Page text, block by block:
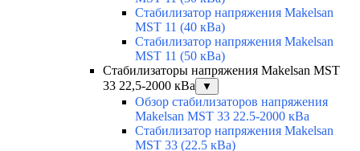
Стабилизатор напряжения Makelsan
MST 11 (40 кВа)
Стабилизатор напряжения Makelsan
MST 11 (50 кВа)
Стабилизаторы напряжения Makelsan MST
33 22,5-2000 кВа
▼
Обзор стабилизаторов напряжения
Makelsan MST 33 22.5-2000 кВа
Стабилизатор напряжения Makelsan
MST 33 (22.5 кВа)